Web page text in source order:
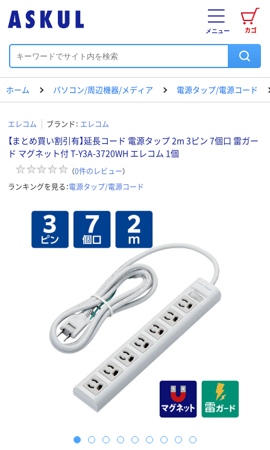
カゴ
メニュー
ホーム パソコン/周辺機器/メディア 電源タップ/電源コード
エレコム ブランド： エレコム
【まとめ買い割引有】延長コード 電源タップ 2m 3ピン 7個口 雷ガー
ド マグネット付 T-Y3A-3720WH エレコム 1個
（0件のレビュー）
ランキングを見る：電源タップ/電源コード